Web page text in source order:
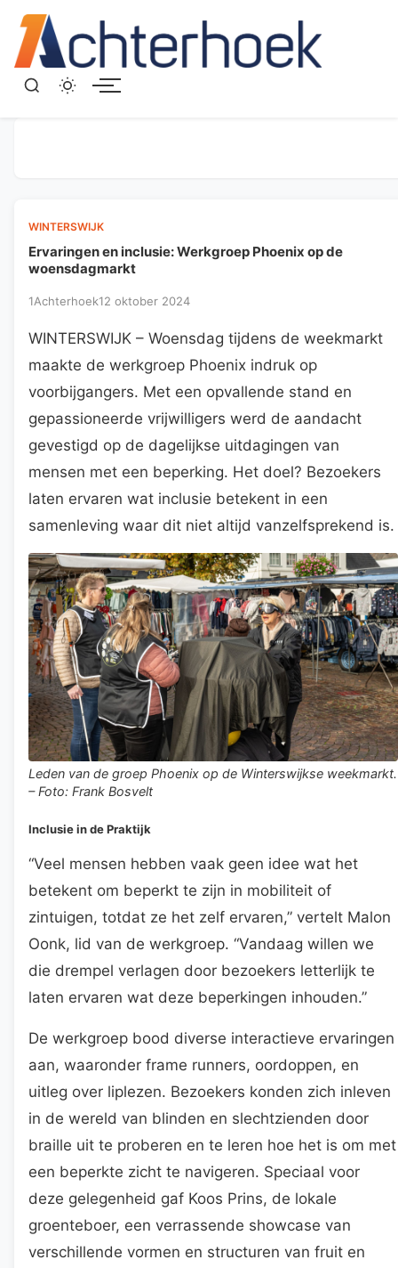
WINTERSWIJK
Ervaringen en inclusie: Werkgroep Phoenix op de
woensdagmarkt
1Achterhoek12 oktober 2024
WINTERSWIJK – Woensdag tijdens de weekmarkt
maakte de werkgroep Phoenix indruk op
voorbijgangers. Met een opvallende stand en
gepassioneerde vrijwilligers werd de aandacht
gevestigd op de dagelijkse uitdagingen van
mensen met een beperking. Het doel? Bezoekers
laten ervaren wat inclusie betekent in een
samenleving waar dit niet altijd vanzelfsprekend is.
Leden van de groep Phoenix op de Winterswijkse weekmarkt.
– Foto: Frank Bosvelt
Inclusie in de Praktijk
“Veel mensen hebben vaak geen idee wat het
betekent om beperkt te zijn in mobiliteit of
zintuigen, totdat ze het zelf ervaren,” vertelt Malon
Oonk, lid van de werkgroep. “Vandaag willen we
die drempel verlagen door bezoekers letterlijk te
laten ervaren wat deze beperkingen inhouden.”
De werkgroep bood diverse interactieve ervaringen
aan, waaronder frame runners, oordoppen, en
uitleg over liplezen. Bezoekers konden zich inleven
in de wereld van blinden en slechtzienden door
braille uit te proberen en te leren hoe het is om met
een beperkte zicht te navigeren. Speciaal voor
deze gelegenheid gaf Koos Prins, de lokale
groenteboer, een verrassende showcase van
verschillende vormen en structuren van fruit en